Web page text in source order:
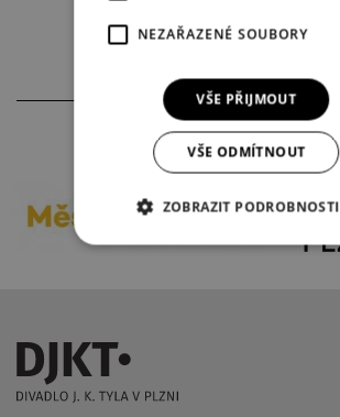
PARTNEŘI DIVADLA
NEZAŘAZENÉ SOUBORY
VŠE PŘIJMOUT
VŠE ODMÍTNOUT
ZOBRAZIT PODROBNOSTI